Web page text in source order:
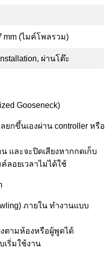
mm (ไมค์โพลรวม)
ผ่านโต๊ะ
Gooseneck)
กขึ้นเองผ่าน controller หรือ
และจะปิดเสียงหากกดเก็บ
ลอยเวลาไม่ได้ใช้
ภายใน ทำงานแบบ
งตามห้องหรือผู้พูดได้
เริ่มใช้งาน